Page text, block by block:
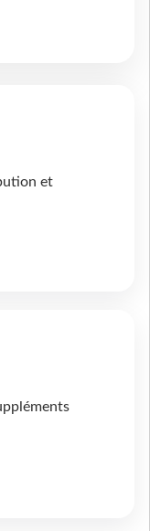
et